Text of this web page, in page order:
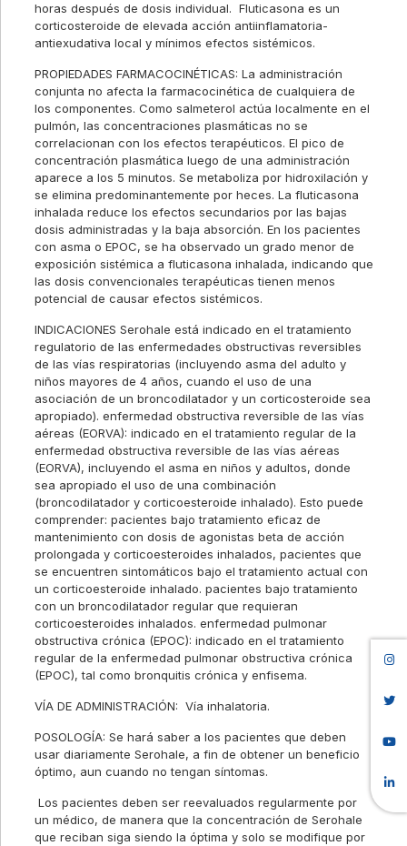
horas después de dosis individual. Fluticasona es un
corticosteroide de elevada acción antiinflamatoria-
antiexudativa local y mínimos efectos sistémicos.
PROPIEDADES FARMACOCINÉTICAS: La administración
conjunta no afecta la farmacocinética de cualquiera de
los componentes. Como salmeterol actúa localmente en el
pulmón, las concentraciones plasmáticas no se
correlacionan con los efectos terapéuticos. El pico de
concentración plasmática luego de una administración
aparece a los 5 minutos. Se metaboliza por hidroxilación y
se elimina predominantemente por heces. La fluticasona
inhalada reduce los efectos secundarios por las bajas
dosis administradas y la baja absorción. En los pacientes
con asma o EPOC, se ha observado un grado menor de
exposición sistémica a fluticasona inhalada, indicando que
las dosis convencionales terapéuticas tienen menos
potencial de causar efectos sistémicos.
INDICACIONES Serohale está indicado en el tratamiento
regulatorio de las enfermedades obstructivas reversibles
de las vías respiratorias (incluyendo asma del adulto y
niños mayores de 4 años, cuando el uso de una
asociación de un broncodilatador y un corticosteroide sea
apropiado). enfermedad obstructiva reversible de las vías
aéreas (EORVA): indicado en el tratamiento regular de la
enfermedad obstructiva reversible de las vías aéreas
(EORVA), incluyendo el asma en niños y adultos, donde
sea apropiado el uso de una combinación
(broncodilatador y corticoesteroide inhalado). Esto puede
comprender: pacientes bajo tratamiento eficaz de
mantenimiento con dosis de agonistas beta de acción
prolongada y corticoesteroides inhalados, pacientes que
se encuentren sintomáticos bajo el tratamiento actual con
un corticoesteroide inhalado. pacientes bajo tratamiento
con un broncodilatador regular que requieran
corticoesteroides inhalados. enfermedad pulmonar
obstructiva crónica (EPOC): indicado en el tratamiento
regular de la enfermedad pulmonar obstructiva crónica
(EPOC), tal como bronquitis crónica y enfisema.
VÍA DE ADMINISTRACIÓN: Vía inhalatoria.
POSOLOGÍA: Se hará saber a los pacientes que deben
usar diariamente Serohale, a fin de obtener un beneficio
óptimo, aun cuando no tengan síntomas.
Los pacientes deben ser reevaluados regularmente por
un médico, de manera que la concentración de Serohale
que reciban siga siendo la óptima y solo se modifique por